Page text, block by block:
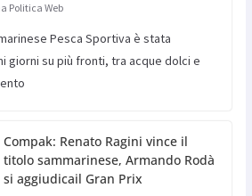
Politica Web
Pesca Sportiva è stata
giorni su più fronti, tra acque dolci e
Compak: Renato Ragini vince il
titolo sammarinese, Armando Rodà
si aggiudicail Gran Prix